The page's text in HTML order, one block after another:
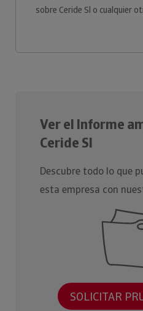
sobre Ceride Sl o cualquier
Ver el Informe
Ceride Sl
Descubre todo lo que
esta empresa con
SOLICITAR